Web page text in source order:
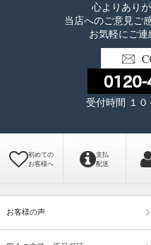
心よりあり
当店へのご意見ご
お気軽にご連
受付時間 １
初めての
お客様へ
支払
配送
お客様の声